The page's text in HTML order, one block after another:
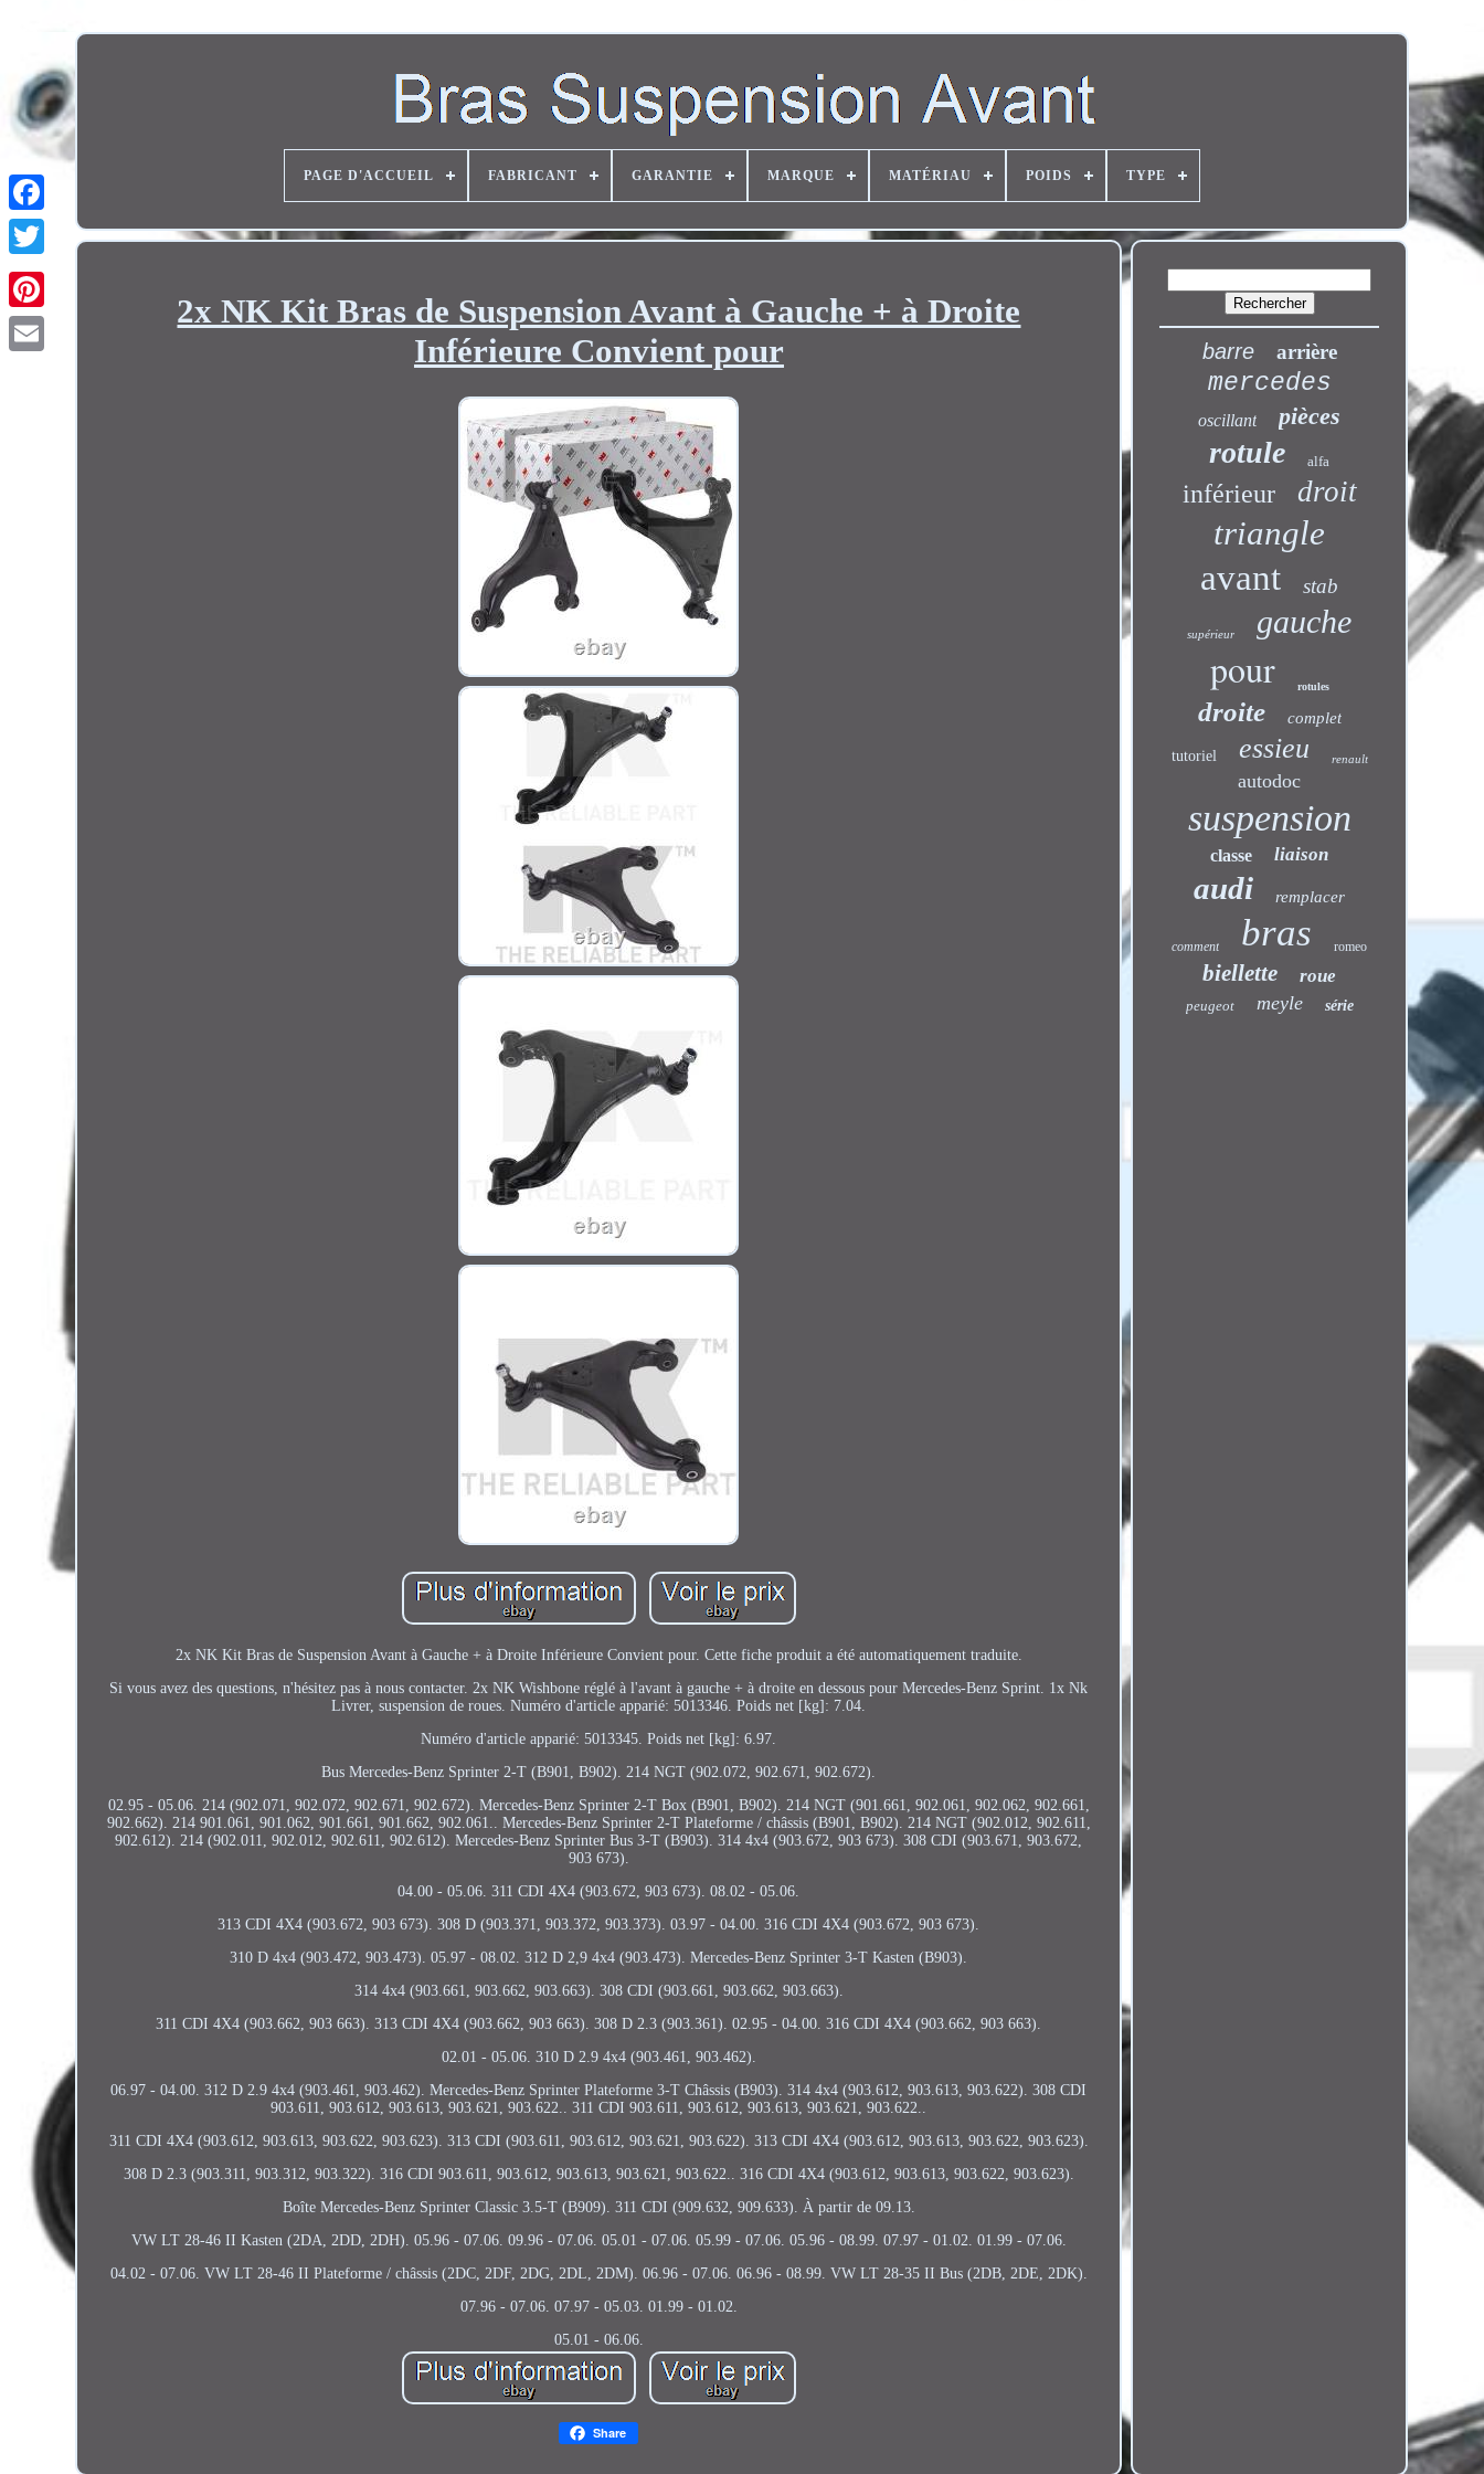
Twitter
PAGE D'ACCUEIL FABRICANT GARANTIE MARQUE MATÉRIAU POIDS TYPE
2x NK Kit Bras de Suspension Avant à Gauche + à Droite
Inférieure Convient pour
2x NK Kit Bras de Suspension Avant à Gauche + à Droite Inférieure Convient pour. Cette fiche produit a été automatiquement traduite.
Si vous avez des questions, n'hésitez pas à nous contacter. 2x NK Wishbone réglé à l'avant à gauche + à droite en dessous pour Mercedes-Benz Sprint. 1x Nk
Livrer, suspension de roues. Numéro d'article apparié: 5013346. Poids net [kg]: 7.04.
Numéro d'article apparié: 5013345. Poids net [kg]: 6.97.
Bus Mercedes-Benz Sprinter 2-T (B901, B902). 214 NGT (902.072, 902.671, 902.672).
02.95 - 05.06. 214 (902.071, 902.072, 902.671, 902.672). Mercedes-Benz Sprinter 2-T Box (B901, B902). 214 NGT (901.661, 902.061, 902.062, 902.661,
902.662). 214 901.061, 901.062, 901.661, 901.662, 902.061.. Mercedes-Benz Sprinter 2-T Plateforme / châssis (B901, B902). 214 NGT (902.012, 902.611,
902.612). 214 (902.011, 902.012, 902.611, 902.612). Mercedes-Benz Sprinter Bus 3-T (B903). 314 4x4 (903.672, 903 673). 308 CDI (903.671, 903.672,
903 673).
04.00 - 05.06. 311 CDI 4X4 (903.672, 903 673). 08.02 - 05.06.
313 CDI 4X4 (903.672, 903 673). 308 D (903.371, 903.372, 903.373). 03.97 - 04.00. 316 CDI 4X4 (903.672, 903 673).
310 D 4x4 (903.472, 903.473). 05.97 - 08.02. 312 D 2,9 4x4 (903.473). Mercedes-Benz Sprinter 3-T Kasten (B903).
314 4x4 (903.661, 903.662, 903.663). 308 CDI (903.661, 903.662, 903.663).
311 CDI 4X4 (903.662, 903 663). 313 CDI 4X4 (903.662, 903 663). 308 D 2.3 (903.361). 02.95 - 04.00. 316 CDI 4X4 (903.662, 903 663).
02.01 - 05.06. 310 D 2.9 4x4 (903.461, 903.462).
06.97 - 04.00. 312 D 2.9 4x4 (903.461, 903.462). Mercedes-Benz Sprinter Plateforme 3-T Châssis (B903). 314 4x4 (903.612, 903.613, 903.622). 308 CDI
903.611, 903.612, 903.613, 903.621, 903.622.. 311 CDI 903.611, 903.612, 903.613, 903.621, 903.622..
311 CDI 4X4 (903.612, 903.613, 903.622, 903.623). 313 CDI (903.611, 903.612, 903.621, 903.622). 313 CDI 4X4 (903.612, 903.613, 903.622, 903.623).
308 D 2.3 (903.311, 903.312, 903.322). 316 CDI 903.611, 903.612, 903.613, 903.621, 903.622.. 316 CDI 4X4 (903.612, 903.613, 903.622, 903.623).
Boîte Mercedes-Benz Sprinter Classic 3.5-T (B909). 311 CDI (909.632, 909.633). À partir de 09.13.
VW LT 28-46 II Kasten (2DA, 2DD, 2DH). 05.96 - 07.06. 09.96 - 07.06. 05.01 - 07.06. 05.99 - 07.06. 05.96 - 08.99. 07.97 - 01.02. 01.99 - 07.06.
04.02 - 07.06. VW LT 28-46 II Plateforme / châssis (2DC, 2DF, 2DG, 2DL, 2DM). 06.96 - 07.06. 06.96 - 08.99. VW LT 28-35 II Bus (2DB, 2DE, 2DK).
07.96 - 07.06. 07.97 - 05.03. 01.99 - 01.02.
05.01 - 06.06.
Share
barre arrière
mercedes
oscillant pièces
rotule alfa
inférieur droit
triangle
avant stab
supérieur gauche
pour rotules
droite complet
tutoriel essieu renault
autodoc
suspension
classe liaison
audi remplacer
comment bras romeo
biellette roue
peugeot meyle série